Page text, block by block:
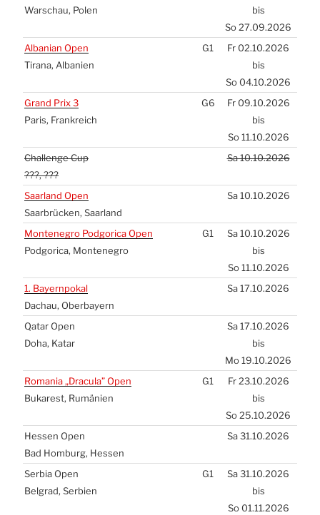
War­schau, Polen
bis
So 27.09.2026
Alba­ni­an Open
Tira­na, Alba­ni­en
G1
Fr 02.10.2026
bis
So 04.10.2026
Grand Prix 3
Paris, Frank­reich
G6
Fr 09.10.2026
bis
So 11.10.2026
Chal­len­ge Cup
???, ???
Sa 10.10.2026
Saar­land Open
Saar­brü­cken, Saar­land
Sa 10.10.2026
Mon­te­ne­gro Pod­go­ri­ca Open
Pod­go­ri­ca, Mon­te­ne­gro
G1
Sa 10.10.2026
bis
So 11.10.2026
1. Bay­ern­po­kal
Dach­au, Ober­bay­ern
Sa 17.10.2026
Qatar Open
Doha, Katar
Sa 17.10.2026
bis
Mo 19.10.2026
Roma­nia „Dra­cu­la” Open
Buka­rest, Rumä­ni­en
G1
Fr 23.10.2026
bis
So 25.10.2026
Hes­sen Open
Bad Hom­burg, Hes­sen
Sa 31.10.2026
Ser­bia Open
Bel­grad, Ser­bi­en
G1
Sa 31.10.2026
bis
So 01.11.2026